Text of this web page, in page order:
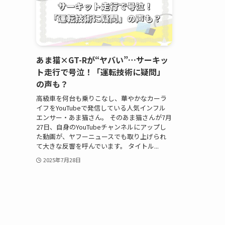
あま猫×GT-Rが“ヤバい”…サーキッ
ト走行で号泣！「運転技術に疑問」
の声も？
高級車を何台も乗りこなし、華やかなカーラ
イフをYouTubeで発信している人気インフル
エンサー・あま猫さん。 そのあま猫さんが7月
27日、自身のYouTubeチャンネルにアップし
た動画が、ヤフーニュースでも取り上げられ
て大きな反響を呼んでいます。 タイトル...
2025年7月28日